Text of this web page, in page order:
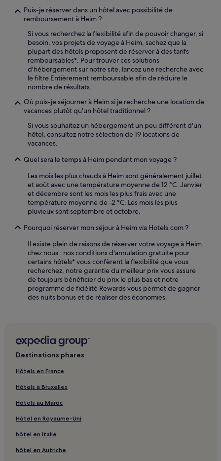
Puis-je réserver dans un hôtel avec possibilité de
remboursement à Heim ?
Si vous recherchez la flexibilité afin de pouvoir changer, si
besoin, vos projets de voyage à Heim, sachez que la
plupart des hôtels proposent de réserver à des tarifs
remboursables*. Pour trouver ces solutions
d'hébergement sur notre site, lancez une recherche avec
le filtre Entièrement remboursable afin de réduire le
nombre de résultats.
Où puis-je séjourner à Heim si je recherche une location de
vacances plutôt qu'un hôtel traditionnel ?
Si vous souhaitez un hébergement un peu différent d'un
hôtel, consultez notre sélection de 19 locations de
vacances.
Quel sera le temps à Heim pendant mon voyage ?
Les mois les plus chauds à Heim sont généralement juillet
et août avec une température moyenne de 12 °C. Janvier
et décembre sont les mois les plus frais avec une
température moyenne de -2 °C. Les mois les plus
pluvieux sont septembre et octobre.
Pourquoi réserver mon séjour à Heim via Hotels.com ?
Il existe plein de raisons de réserver votre voyage à Heim
chez nous : nos conditions d'annulation gratuite pour
certains hôtels* vous confèrent la flexibilité que vous
recherchez, notre garantie du meilleur prix vous assure
de toujours bénéficier du prix le plus bas et notre
programme de fidélité Rewards vous permet de gagner
des nuits bonus et de réaliser des économies.
Destinations phares
Hôtels en France
Hôtels à Bruxelles
Hôtels au Maroc
Hôtel en Royaume-Uni
hôtel en Italie
hôtel en Autriche